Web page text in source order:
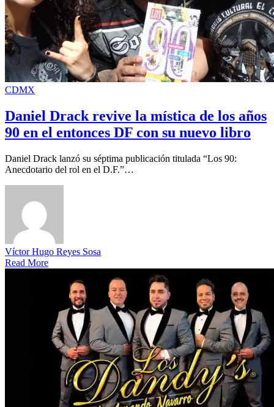
CDMX
Daniel Drack revive la mística de los años
90 en el entonces DF con su nuevo libro
Daniel Drack lanzó su séptima publicación titulada “Los 90:
Anecdotario del rol en el D.F.”…
Víctor Hugo Reyes Sosa
Read More